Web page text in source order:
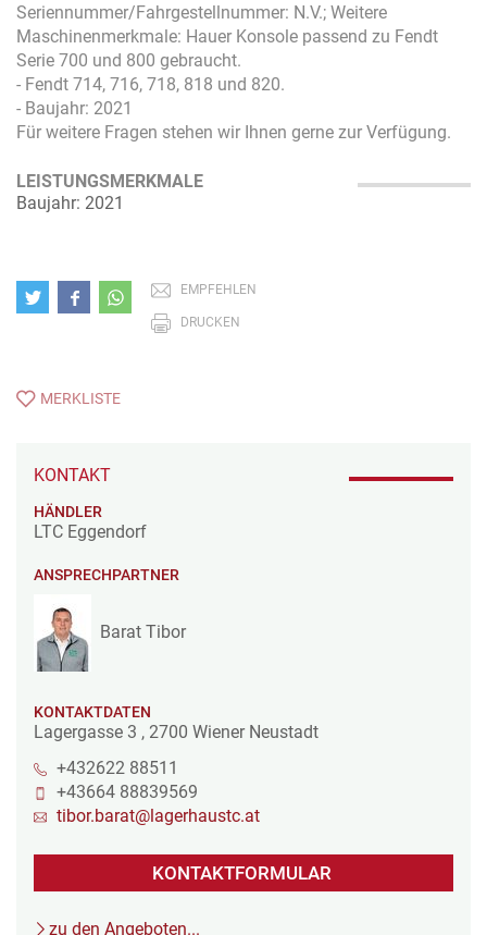
Seriennummer/Fahrgestellnummer: N.V.; Weitere
Maschinenmerkmale: Hauer Konsole passend zu Fendt
Serie 700 und 800 gebraucht.
- Fendt 714, 716, 718, 818 und 820.
- Baujahr: 2021
Für weitere Fragen stehen wir Ihnen gerne zur Verfügung.
LEISTUNGSMERKMALE
Baujahr: 2021
EMPFEHLEN
DRUCKEN
MERKLISTE
KONTAKT
HÄNDLER
LTC Eggendorf
ANSPRECHPARTNER
Barat Tibor
KONTAKTDATEN
Lagergasse 3 , 2700 Wiener Neustadt
+432622 88511
+43664 88839569
tibor.barat@lagerhaustc.at
KONTAKTFORMULAR
zu den Angeboten...